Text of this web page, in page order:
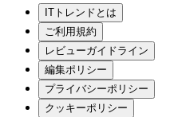
ITトレンドとは
ご利用規約
レビューガイドライン
編集ポリシー
プライバシーポリシー
クッキーポリシー